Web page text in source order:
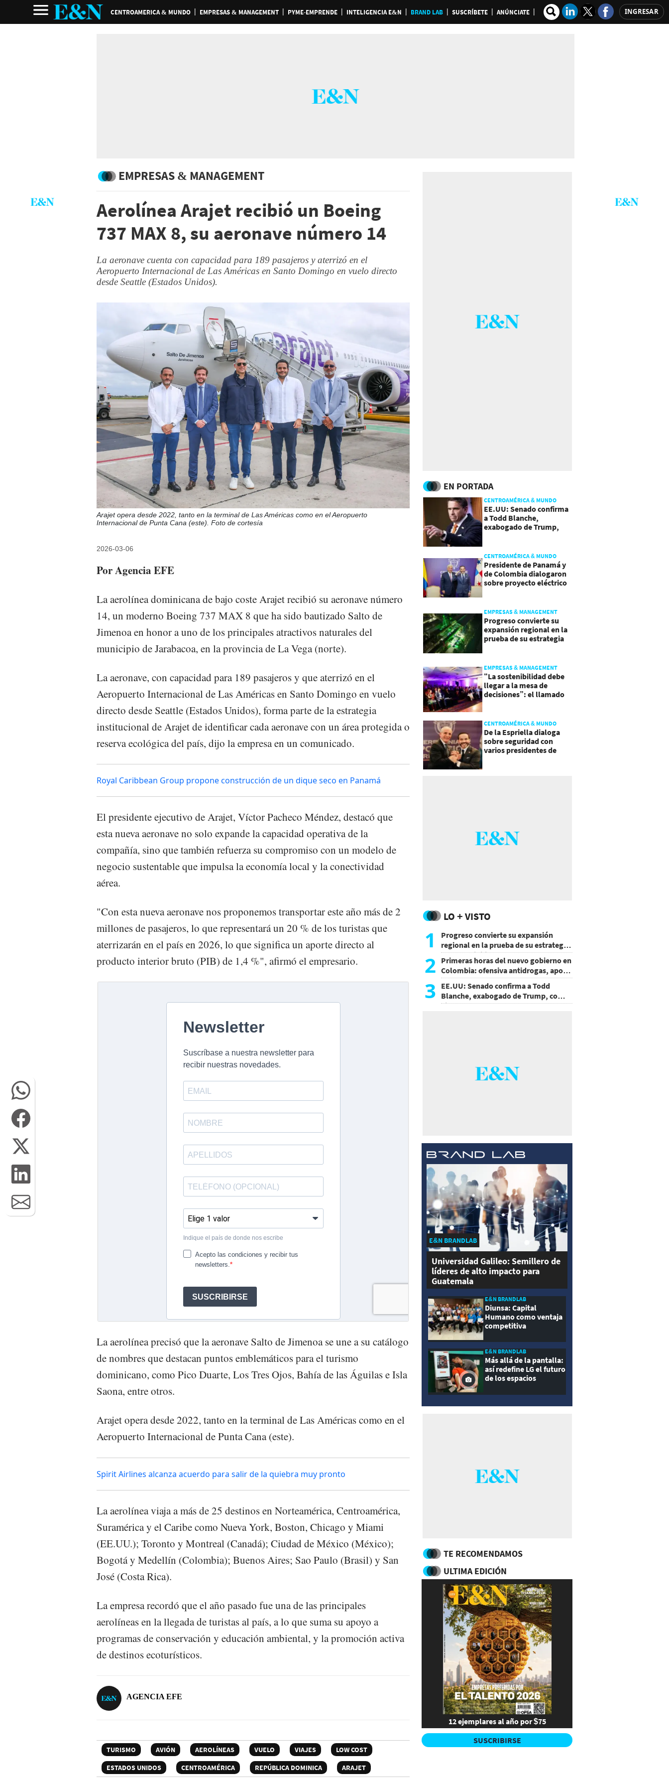
CENTROAMERICA & MUNDO EMPRESAS & MANAGEMENT PYME-EMPRENDE INTELIGENCIA E&N BRAND LAB SUSCRÍBETE ANÚNCIATE INGRESAR
EMPRESAS & MANAGEMENT
Aerolínea Arajet recibió un Boeing
737 MAX 8, su aeronave número 14
La aeronave cuenta con capacidad para 189 pasajeros y aterrizó en el
Aeropuerto Internacional de Las Américas en Santo Domingo en vuelo directo
desde Seattle (Estados Unidos).
Arajet opera desde 2022, tanto en la terminal de Las Américas como en el Aeropuerto
Internacional de Punta Cana (este). Foto de cortesía
2026-03-06
Por Agencia EFE
La aerolínea dominicana de bajo coste Arajet recibió su aeronave número
14, un moderno Boeing 737 MAX 8 que ha sido bautizado Salto de
Jimenoa en honor a uno de los principales atractivos naturales del
municipio de Jarabacoa, en la provincia de La Vega (norte).
La aeronave, con capacidad para 189 pasajeros y que aterrizó en el
Aeropuerto Internacional de Las Américas en Santo Domingo en vuelo
directo desde Seattle (Estados Unidos), forma parte de la estrategia
institucional de Arajet de identificar cada aeronave con un área protegida o
reserva ecológica del país, dijo la empresa en un comunicado.
Royal Caribbean Group propone construcción de un dique seco en Panamá
El presidente ejecutivo de Arajet, Víctor Pacheco Méndez, destacó que
esta nueva aeronave no solo expande la capacidad operativa de la
compañía, sino que también refuerza su compromiso con un modelo de
negocio sustentable que impulsa la economía local y la conectividad
aérea.
"Con esta nueva aeronave nos proponemos transportar este año más de 2
millones de pasajeros, lo que representará un 20 % de los turistas que
aterrizarán en el país en 2026, lo que significa un aporte directo al
producto interior bruto (PIB) de 1,4 %", afirmó el empresario.
La aerolínea precisó que la aeronave Salto de Jimenoa se une a su catálogo
de nombres que destacan puntos emblemáticos para el turismo
dominicano, como Pico Duarte, Los Tres Ojos, Bahía de las Águilas e Isla
Saona, entre otros.
Arajet opera desde 2022, tanto en la terminal de Las Américas como en el
Aeropuerto Internacional de Punta Cana (este).
Spirit Airlines alcanza acuerdo para salir de la quiebra muy pronto
La aerolínea viaja a más de 25 destinos en Norteamérica, Centroamérica,
Suramérica y el Caribe como Nueva York, Boston, Chicago y Miami
(EE.UU.); Toronto y Montreal (Canadá); Ciudad de México (México);
Bogotá y Medellín (Colombia); Buenos Aires; Sao Paulo (Brasil) y San
José (Costa Rica).
La empresa recordó que el año pasado fue una de las principales
aerolíneas en la llegada de turistas al país, a lo que suma su apoyo a
programas de conservación y educación ambiental, y la promoción activa
de destinos ecoturísticos.
AGENCIA EFE
TURISMO AVIÓN AEROLÍNEAS VUELO VIAJES
LOW COST
ESTADOS UNIDOS
CENTROAMÉRICA REPÚBLICA DOMINICA ARAJET
EN PORTADA
CENTROAMÉRICA & MUNDO
EE.UU: Senado confirma
a Todd Blanche,
exabogado de Trump,
CENTROAMÉRICA & MUNDO
Presidente de Panamá y
de Colombia dialogaron
sobre proyecto eléctrico
EMPRESAS & MANAGEMENT
Progreso convierte su
expansión regional en la
prueba de su estrategia
EMPRESAS & MANAGEMENT
“La sostenibilidad debe
llegar a la mesa de
decisiones”: el llamado
CENTROAMÉRICA & MUNDO
De la Espriella dialoga
sobre seguridad con
varios presidentes de
LO + VISTO
1
Progreso convierte su expansión
regional en la prueba de su estrategia
de sostenibilidad
2 Primeras horas del nuevo gobierno en
Colombia: ofensiva antidrogas, apoyo
de EE.UU. y un atentado
3 EE.UU: Senado confirma a Todd
Blanche, exabogado de Trump, como
Fiscal General
E&N BRANDLAB
Universidad Galileo: Semillero de
líderes de alto impacto para
Guatemala
E&N BRANDLAB
Diunsa: Capital
Humano como ventaja
competitiva
E&N BRANDLAB
Más allá de la pantalla:
así redefine LG el futuro
de los espacios
TE RECOMENDAMOS
ULTIMA EDICIÓN
12 ejemplares al año por $75
SUSCRIBIRSE